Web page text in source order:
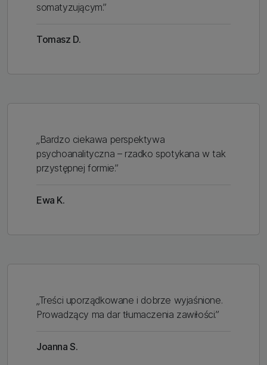
somatyzującym.”
Tomasz D.
„Bardzo ciekawa perspektywa
psychoanalityczna – rzadko spotykana w tak
przystępnej formie.”
Ewa K.
„Treści uporządkowane i dobrze wyjaśnione.
Prowadzący ma dar tłumaczenia zawiłości.”
Joanna S.